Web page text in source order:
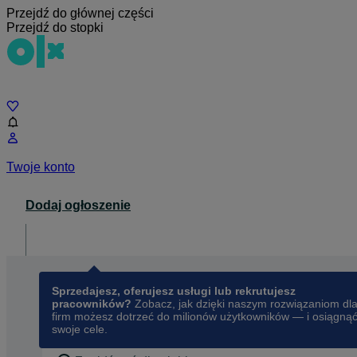
Przejdź do głównej części
Przejdź do stopki
Twoje konto
Dodaj ogłoszenie
Sprzedajesz, oferujesz usługi lub rekrutujesz
pracowników? Zobacz, jak dzięki naszym rozwiązaniom dla
firm możesz dotrzeć do milionów użytkowników — i osiągnąć
swoje cele.